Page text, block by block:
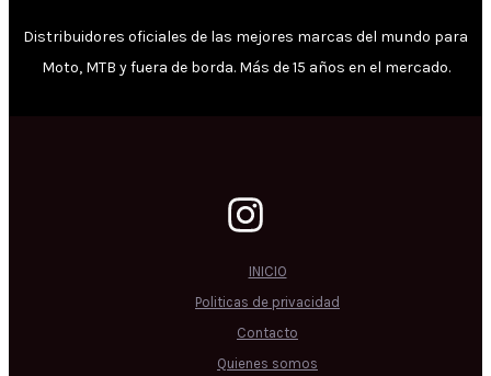
Distribuidores oficiales de las mejores marcas del mundo para
Moto, MTB y fuera de borda. Más de 15 años en el mercado.
INICIO
Politicas de privacidad
Contacto
Quienes somos